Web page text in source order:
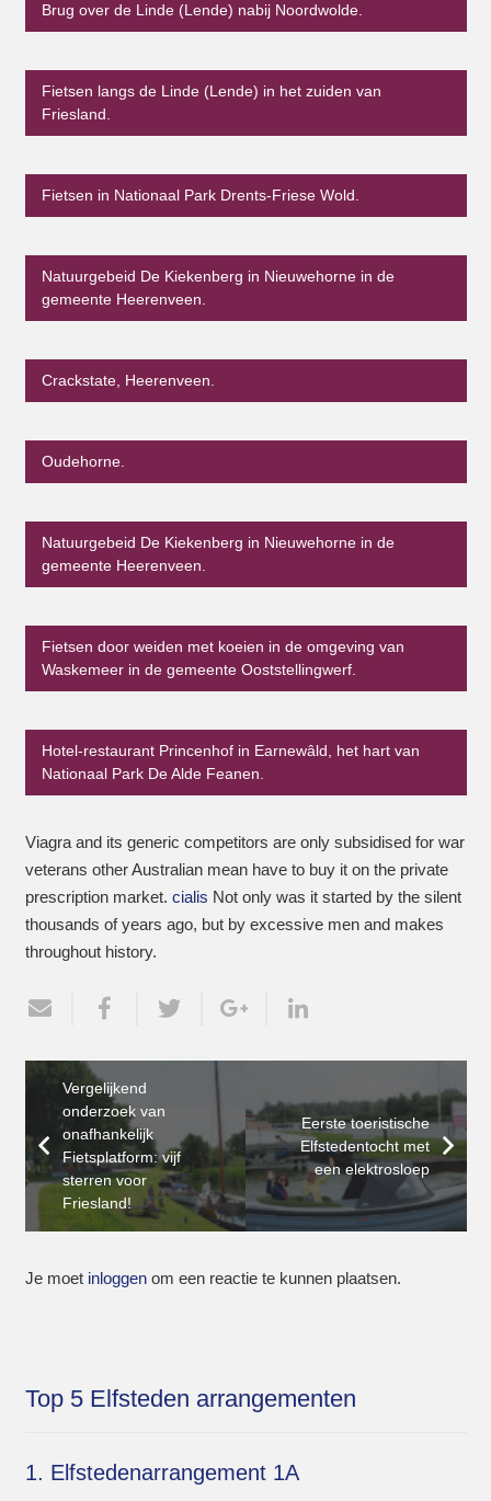
Brug over de Linde (Lende) nabij Noordwolde.
Fietsen langs de Linde (Lende) in het zuiden van
Friesland.
Fietsen in Nationaal Park Drents-Friese Wold.
Natuurgebeid De Kiekenberg in Nieuwehorne in de
gemeente Heerenveen.
Crackstate, Heerenveen.
Oudehorne.
Natuurgebeid De Kiekenberg in Nieuwehorne in de
gemeente Heerenveen.
Fietsen door weiden met koeien in de omgeving van
Waskemeer in de gemeente Ooststellingwerf.
Hotel-restaurant Princenhof in Earnewâld, het hart van
Nationaal Park De Alde Feanen.
Viagra and its generic competitors are only subsidised for war
veterans other Australian mean have to buy it on the private
prescription market. cialis Not only was it started by the silent
thousands of years ago, but by excessive men and makes
throughout history.
Vergelijkend
onderzoek van
onafhankelijk
Fietsplatform: vijf
sterren voor
Friesland!
Eerste toeristische
Elfstedentocht met
een elektrosloep
Je moet inloggenom een reactie te kunnen plaatsen.
Top 5 Elfsteden arrangementen
1. Elfstedenarrangement 1A